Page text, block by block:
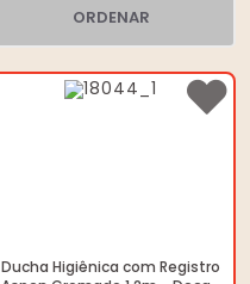
ORDENAR
Ducha Higiênica com Registro